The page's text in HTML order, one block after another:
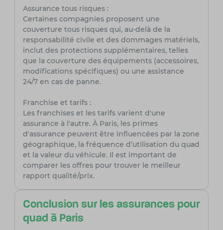
Assurance tous risques :
Certaines compagnies proposent une
couverture tous risques qui, au-delà de la
responsabilité civile et des dommages matériels,
inclut des protections supplémentaires, telles
que la couverture des équipements (accessoires,
modifications spécifiques) ou une assistance
24/7 en cas de panne.
Franchise et tarifs :
Les franchises et les tarifs varient d'une
assurance à l'autre. À Paris, les primes
d'assurance peuvent être influencées par la zone
géographique, la fréquence d’utilisation du quad
et la valeur du véhicule. Il est important de
comparer les offres pour trouver le meilleur
rapport qualité/prix.
Conclusion sur les assurances pour
quad à Paris